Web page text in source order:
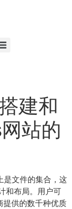
建和
站的
是文件的集合，这
和布局。用户可
提供的数千种优质